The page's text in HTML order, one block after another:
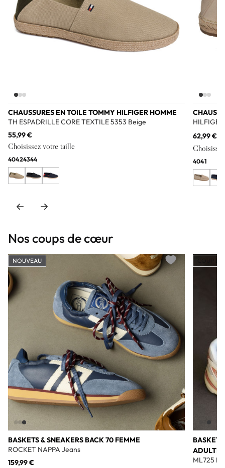
CHAUSSURES EN TOILE TOMMY HILFIGER HOMME
TH ESPADRILLE CORE TEXTILE 5353 Beige
55,99 €
Choisissez votre taille
40424344
62,99 €
4041
Nos coups de cœur
BASKETS & SNEAKERS BACK 70 FEMME
ROCKET NAPPA Jeans
159,99 €
NOUVEAU
Add to wishlist
ADULTE
ML725